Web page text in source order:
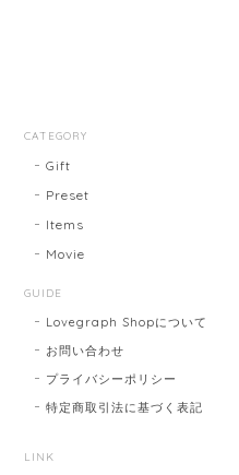
CATEGORY
Gift
Preset
Items
Movie
GUIDE
Lovegraph Shopについて
お問い合わせ
プライバシーポリシー
特定商取引法に基づく表記
LINK